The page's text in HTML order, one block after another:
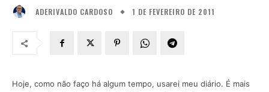
ADERIVALDO CARDOSO 1 DE FEVEREIRO DE 2011
Hoje, como não faço há algum tempo, usarei meu diário. É mais